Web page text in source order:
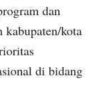
dan
kabupaten/kota
di bidang